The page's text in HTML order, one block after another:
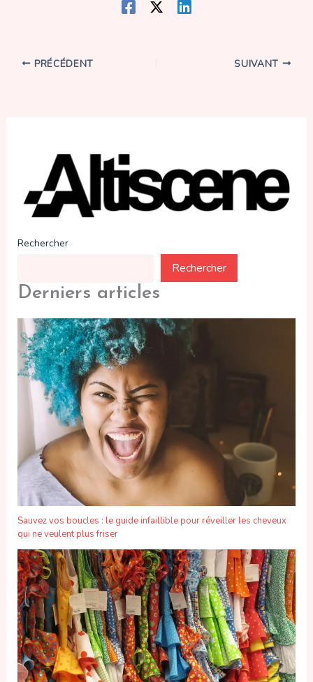
PRÉCÉDENT SUIVANT
Rechercher
Rechercher
Derniers articles
Sauvez vos boucles : le guide infaillible pour réveiller les cheveux
qui ne veulent plus friser